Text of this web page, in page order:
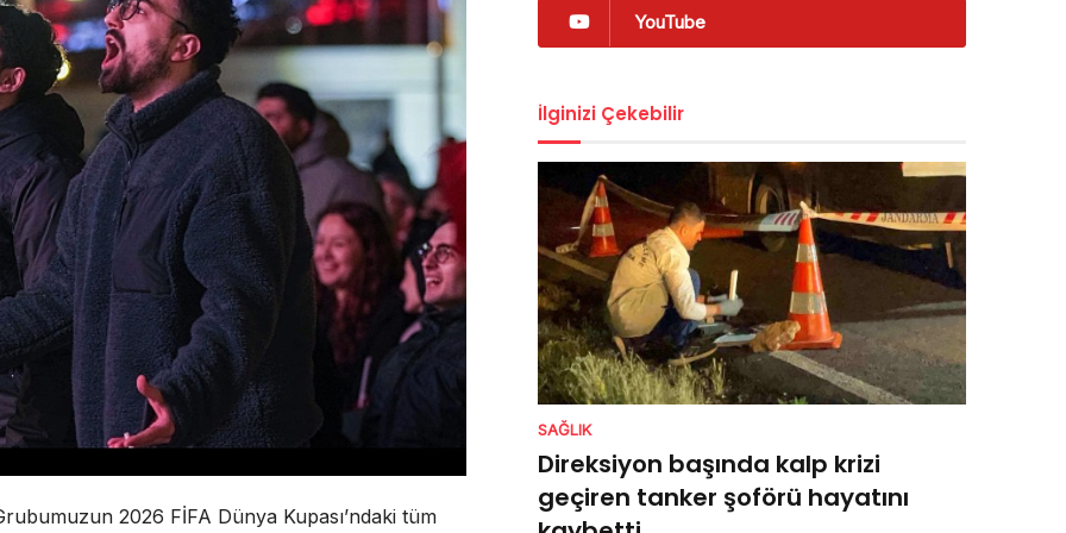
2026 FİFA Dünya Kupası’ndaki tüm
YouTube
İlginizi Çekebilir
SAĞLIK
Direksiyon başında kalp krizi
geçiren tanker şoförü hayatını